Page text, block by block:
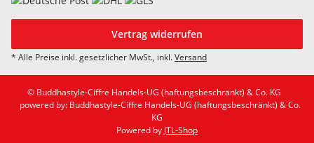
Vertrag widerrufen
* Alle Preise inkl. gesetzlicher MwSt., inkl.Versand
© Buddhastyle-Ciffre Handels-UG (haftungsbeschränkt) & Co. KG
powered by: Buddhastyle-Ciffre Handels-UG (haftungsbeschränkt) & Co.
KG
Powered by JTL-Shop